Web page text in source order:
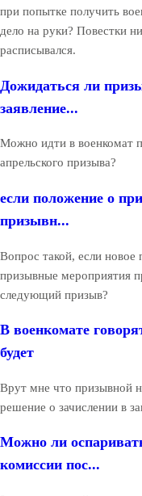
при попытке получить
дело на руки? Повестки
расписывался.
Дожидаться ли
заявление...
Можно идти в военкомат
апрельского призыва?
если положение о
призывн...
Вопрос такой, если
призывные мероприятия
следующий призыв?
В военкомате
будет
Врут мне что призывной
решение о зачислении в
Можно ли
комиссии пос...